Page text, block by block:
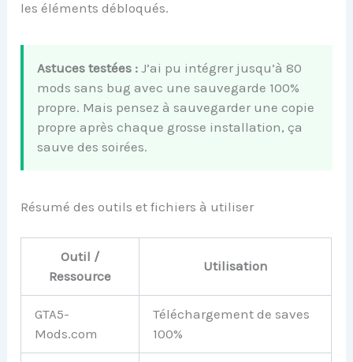
les éléments débloqués.
Astuces testées : J’ai pu intégrer jusqu’à 80
mods sans bug avec une sauvegarde 100%
propre. Mais pensez à sauvegarder une copie
propre après chaque grosse installation, ça
sauve des soirées.
Résumé des outils et fichiers à utiliser
Outil /
Ressource
Utilisation
GTA5-
Mods.com
Téléchargement de saves
100%